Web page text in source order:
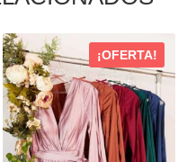
¡OFERTA!
ESTE
PRODUCTO
TIENE
MÚLTIPLES
VARIANTES.
LAS